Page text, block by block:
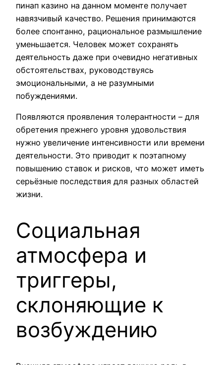
пинап казино на данном моменте получает
навязчивый качество. Решения принимаются
более спонтанно, рациональное размышление
уменьшается. Человек может сохранять
деятельность даже при очевидно негативных
обстоятельствах, руководствуясь
эмоциональными, а не разумными
побуждениями.
Появляются проявления толерантности – для
обретения прежнего уровня удовольствия
нужно увеличение интенсивности или времени
деятельности. Это приводит к поэтапному
повышению ставок и рисков, что может иметь
серьёзные последствия для разных областей
жизни.
Социальная
атмосфера и
триггеры,
склоняющие к
возбуждению